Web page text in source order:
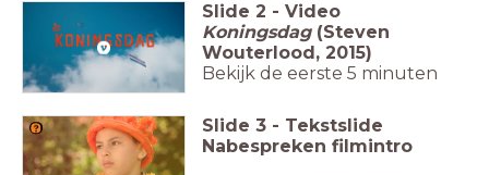
Slide 2 - Video
Koningsdag(Steven
Wouterlood, 2015)
Bekijk de eerste 5 minuten
Slide 3 - Tekstslide
Nabespreken filmintro